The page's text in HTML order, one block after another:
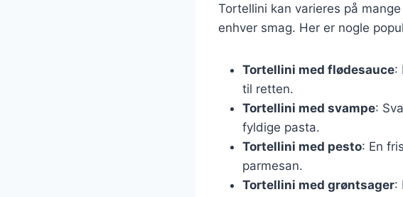
Tortellini kan varieres på
enhver smag. Her er nogle
Tortellini med flødesauce:
til retten.
Tortellini med svampe:
fyldige pasta.
Tortellini med pesto: En
parmesan.
Tortellini med grøntsager: